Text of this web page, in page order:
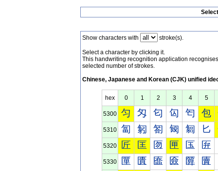
Show characters with stroke(s).
Select a character by clicking it.
This handwriting recognition application
selected number of strokes.
Chinese, Japanese and Korean (CJK) unified
hex 0 1 2 3 4 5
5300 匀 匁 匂 匃 匄 包
5310 匐 匑 匒 匓 匔 匕
5320 匠 匡 匢 匣 匤 匥
5330 匰 匱 匲 匳 匴 匵